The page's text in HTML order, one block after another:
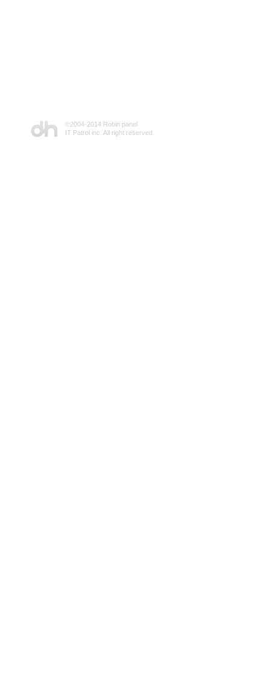
©2004-2014 Robin panel
IT Patrol inc. All right reserved.